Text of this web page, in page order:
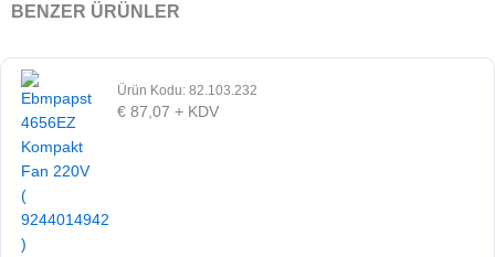
BENZER ÜRÜNLER
Ürün Kodu: 82.103.232
€ 87,07 + KDV